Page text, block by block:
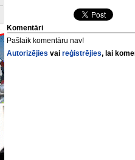
Komentāri
Pašlaik komentāru nav!
Autorizējies vaireģistrējies, lai